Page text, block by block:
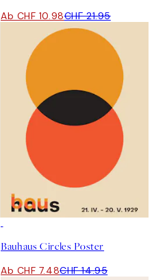
Ab CHF 10.98CHF 21.95
Bauhaus Circles Poster
Ab CHF 7.48CHF 14.95